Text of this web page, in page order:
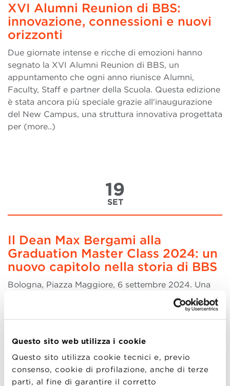
Questo sito web utilizza i cookie
Questo sito utilizza cookie tecnici e, previo
consenso, cookie di profilazione, anche di terze
parti, al fine di garantire il corretto
XVI Alumni Reunion di BBS:
innovazione, connessioni e nuovi
orizzonti
Due giornate intense e ricche di emozioni hanno
segnato la XVI Alumni Reunion di BBS, un
appuntamento che ogni anno riunisce Alumni,
Faculty, Staff e partner della Scuola. Questa edizione
è stata ancora più speciale grazie all'inaugurazione
del New Campus, una struttura innovativa progettata
per (more..)
19
SET
Il Dean Max Bergami alla
Graduation Master Class 2024: un
nuovo capitolo nella storia di BBS
Bologna, Piazza Maggiore, 6 settembre 2024. Una
giornata che profuma di storia e di futuro. Un
momento unico non solo per Bologna Business
School, ma per l'intera città. Il cuore pulsante della
della Classe del 2024. Tra la folla, cittadini, turisti
(more..)